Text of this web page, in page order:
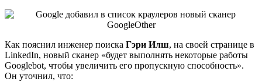
Как пояснил инженер поиска Гэри Илш, на своей странице в
LinkedIn, новый сканер «будет выполнять некоторые работы
Googlebot, чтобы увеличить его пропускную способность».
Он уточнил, что: